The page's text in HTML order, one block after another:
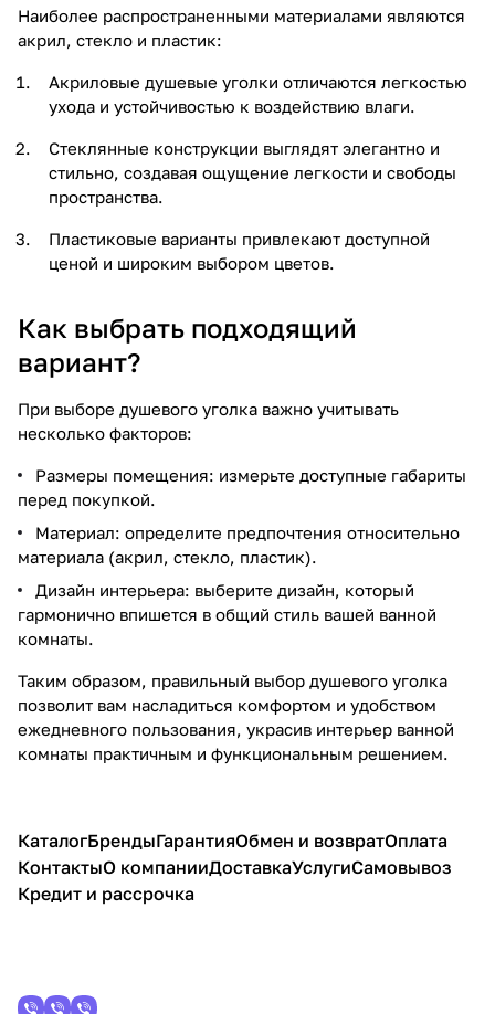
Наиболее распространенными материалами являются
акрил, стекло и пластик:
Акриловые душевые уголки отличаются легкостью
ухода и устойчивостью к воздействию влаги.
Стеклянные конструкции выглядят элегантно и
стильно, создавая ощущение легкости и свободы
пространства.
Пластиковые варианты привлекают доступной
ценой и широким выбором цветов.
Как выбрать подходящий
вариант?
При выборе душевого уголка важно учитывать
несколько факторов:
Размеры помещения: измерьте доступные габариты
перед покупкой.
Материал: определите предпочтения относительно
материала (акрил, стекло, пластик).
Дизайн интерьера: выберите дизайн, который
гармонично впишется в общий стиль вашей ванной
комнаты.
Таким образом, правильный выбор душевого уголка
позволит вам насладиться комфортом и удобством
ежедневного пользования, украсив интерьер ванной
комнаты практичным и функциональным решением.
КаталогБрендыГарантияОбмен и возвратОплата
КонтактыО компанииДоставкаУслугиСамовывоз
Кредит и рассрочка